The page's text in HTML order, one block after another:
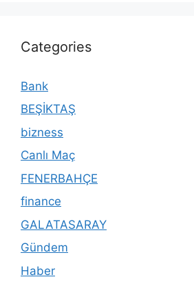
Categories
Bank
BEŞİKTAŞ
bizness
Canlı Maç
FENERBAHÇE
finance
GALATASARAY
Gündem
Haber